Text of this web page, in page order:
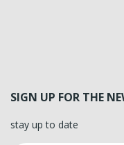
SIGN UP FOR THE
stay up to date